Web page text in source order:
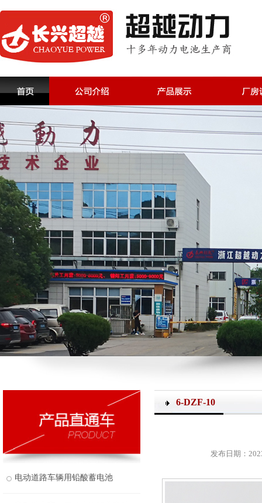
电动道路车辆用铅酸蓄电池
6-DZF-10
发布日期：